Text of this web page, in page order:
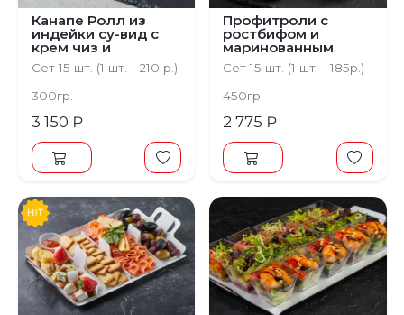
Канапе Ролл из
индейки су-вид с
крем чиз и
оливками
Сет 15 шт. (1 шт. - 210 р.)
300гр.
3 150 ₽
Профитроли с
ростбифом и
маринованным
огурцом
Сет 15 шт. (1 шт. - 185р.)
450гр.
2 775 ₽